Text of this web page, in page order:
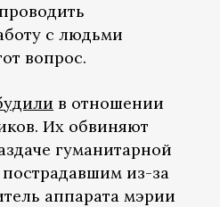
с людьми
вопрос.
в отношении
Их обвиняют
гуманитарной
из-за
аппарата мэрии